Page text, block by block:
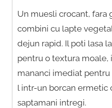
Un muesli crocant, fara
combini cu lapte
dejun rapid. Il poti lasa
pentru o textura moale,
mananci imediat pentru
l intr-un borcan ermetic
saptamani intregi.